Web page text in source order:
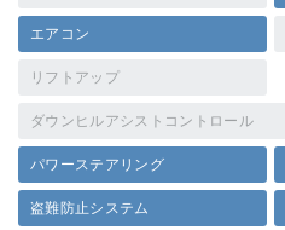
エアコン
リフトアップ
ダウンヒルアシストコントロール
パワーステアリング
盗難防止システム